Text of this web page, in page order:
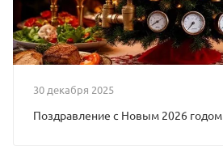
30 декабря 2025
Поздравление с Новым 2026 годом